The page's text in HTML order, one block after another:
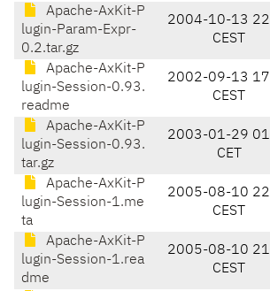
Apache-AxKit-P
lugin-Param-Expr-
0.2.tar.gz
2004-10-13
CEST
Apache-AxKit-P
lugin-Session-0.93.
readme
2002-09-13
CEST
Apache-AxKit-P
lugin-Session-0.93.
tar.gz
2003-01-29
CET
Apache-AxKit-P
lugin-Session-1.me
ta
2005-08-10
CEST
Apache-AxKit-P
lugin-Session-1.rea
dme
2005-08-10
CEST